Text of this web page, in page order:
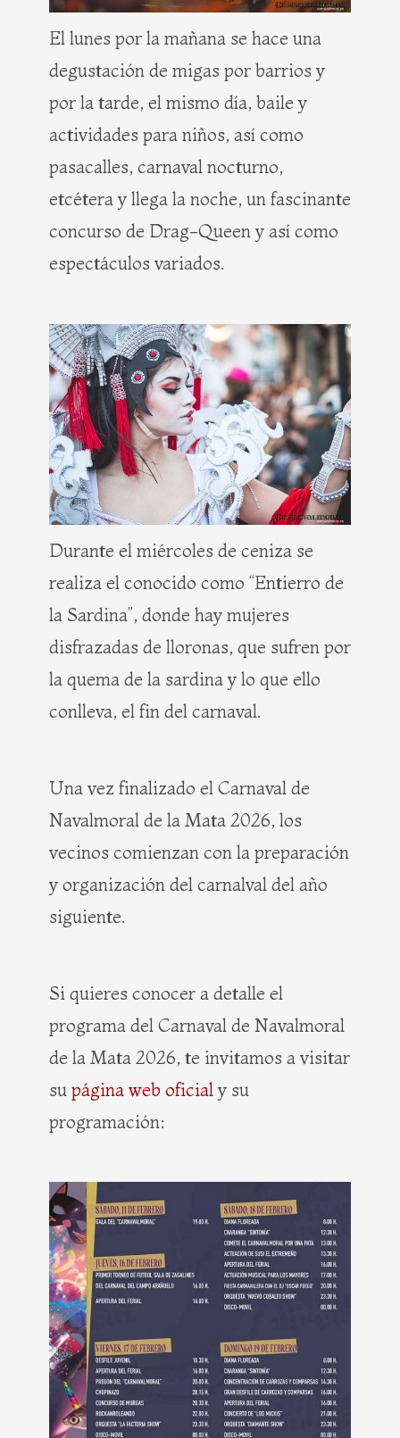
El lunes por la mañana se hace una
degustación de migas por barrios y
por la tarde, el mismo día, baile y
actividades para niños, así como
pasacalles, carnaval nocturno,
etcétera y llega la noche, un fascinante
concurso de Drag-Queen y así como
espectáculos variados.
Durante el miércoles de ceniza se
realiza el conocido como “Entierro de
la Sardina”, donde hay mujeres
disfrazadas de lloronas, que sufren por
la quema de la sardina y lo que ello
conlleva, el fin del carnaval.
Una vez finalizado el Carnaval de
Navalmoral de la Mata 2026, los
vecinos comienzan con la preparación
y organización del carnalval del año
siguiente.
Si quieres conocer a detalle el
programa del Carnaval de Navalmoral
de la Mata 2026, te invitamos a visitar
su página web oficial y su
programación: